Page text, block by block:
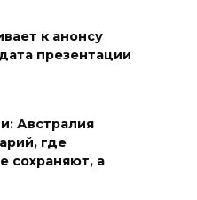
к анонсу
презентации
Австралия
где
сохраняют, а